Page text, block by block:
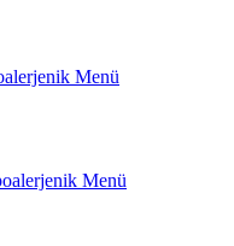
Menü
Menü